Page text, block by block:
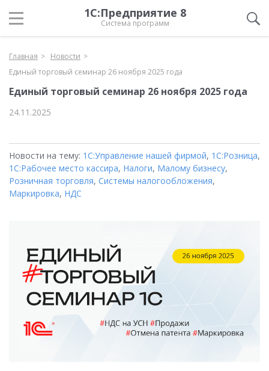
1С:Предприятие 8
Система программ
Главная
Новости
Единый торговый семинар 26 ноября 2025 года
Единый торговый семинар 26 ноября 2025 года
24.11.2025
Новости на тему: 1С:Управление нашей фирмой, 1С:Розница,
1С:Рабочее место кассира, Налоги, Малому бизнесу,
Розничная торговля, Системы налогообложения,
Маркировка, НДС